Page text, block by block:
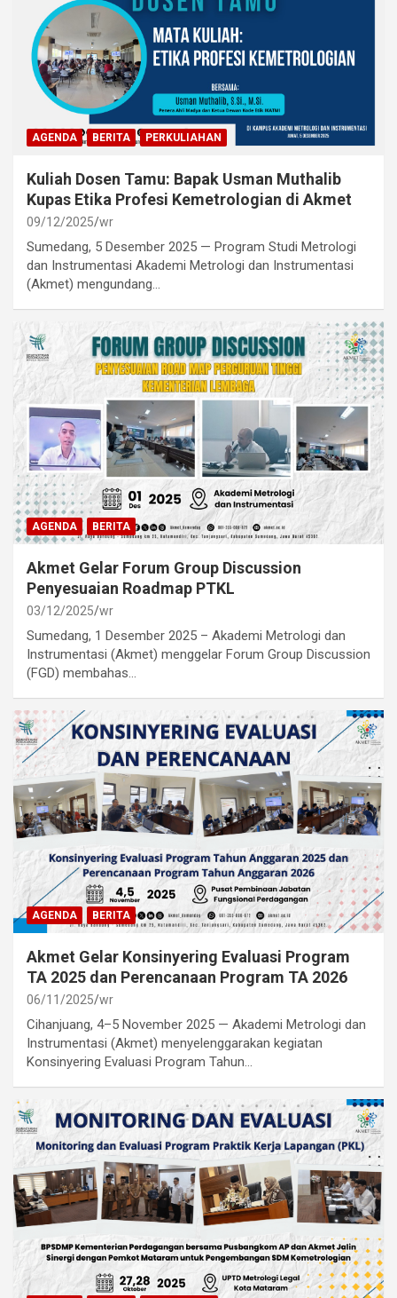
AGENDA BERITA PERKULIAHAN
Kuliah Dosen Tamu: Bapak Usman Muthalib
Kupas Etika Profesi Kemetrologian di Akmet
09/12/2025 wr
Sumedang, 5 Desember 2025 — Program Studi Metrologi
dan Instrumentasi Akademi Metrologi dan Instrumentasi
(Akmet) mengundang…
AGENDA BERITA
Akmet Gelar Forum Group Discussion
Penyesuaian Roadmap PTKL
03/12/2025 wr
Sumedang, 1 Desember 2025 – Akademi Metrologi dan
Instrumentasi (Akmet) menggelar Forum Group Discussion
(FGD) membahas…
AGENDA BERITA
Akmet Gelar Konsinyering Evaluasi Program
TA 2025 dan Perencanaan Program TA 2026
06/11/2025 wr
Cihanjuang, 4–5 November 2025 — Akademi Metrologi dan
Instrumentasi (Akmet) menyelenggarakan kegiatan
Konsinyering Evaluasi Program Tahun…